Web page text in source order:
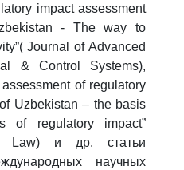
impact assessment
- The way to
Journal of Advanced
& Control Systems),
of regulatory
Uzbekistan – the basis
of regulatory impact”
Law) и др. статьи
научных